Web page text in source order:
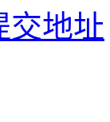
交地址